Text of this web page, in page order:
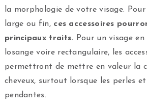
la morphologie de votre visage.
large ou fin, ces accessoires
principaux traits. Pour un visage
losange voire rectangulaire, les
permettront de mettre en valeur la
cheveux, surtout lorsque les perles
pendantes.